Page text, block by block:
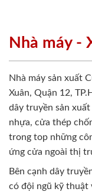
Nhà máy -
Nhà máy sản xuất
Xuân, Quận 12,
dây truyền sản
nhựa, cửa thép
trong top những
ứng cửa ngoài thị
Bên cạnh dây
có đội ngũ kỹ thuật